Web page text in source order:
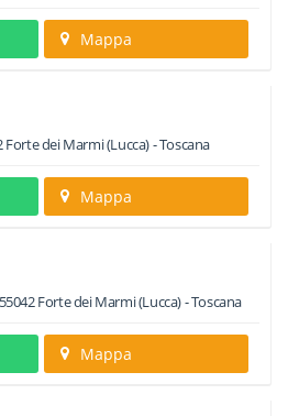
Mappa
Forte dei Marmi(Lucca) -Toscana
Mappa
55042Forte dei Marmi(Lucca) -Toscana
Mappa